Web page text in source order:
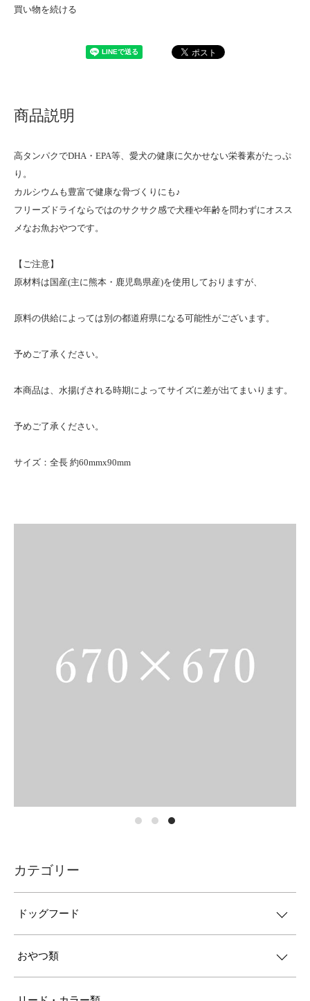
買い物を続ける
商品説明
高タンパクでDHA・EPA等、愛犬の健康に欠かせない栄養素がたっぷ
り。
カルシウムも豊富で健康な骨づくりにも♪
フリーズドライならではのサクサク感で犬種や年齢を問わずにオスス
メなお魚おやつです。
【ご注意】
原材料は国産(主に熊本・鹿児島県産)を使用しておりますが、
原料の供給によっては別の都道府県になる可能性がございます。
予めご了承ください。
本商品は、水揚げされる時期によってサイズに差が出てまいります。
予めご了承ください。
サイズ：全長 約60mmx90mm
カテゴリー
ドッグフード
おやつ類